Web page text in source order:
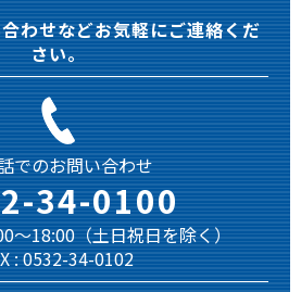
わせなどお気軽にご連絡くだ
さい。
でのお問い合わせ
34-0100
～18:00（土日祝日を除く）
: 0532-34-0102